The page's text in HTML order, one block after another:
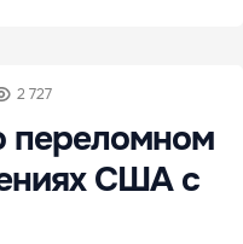
2 727
переломном
США с